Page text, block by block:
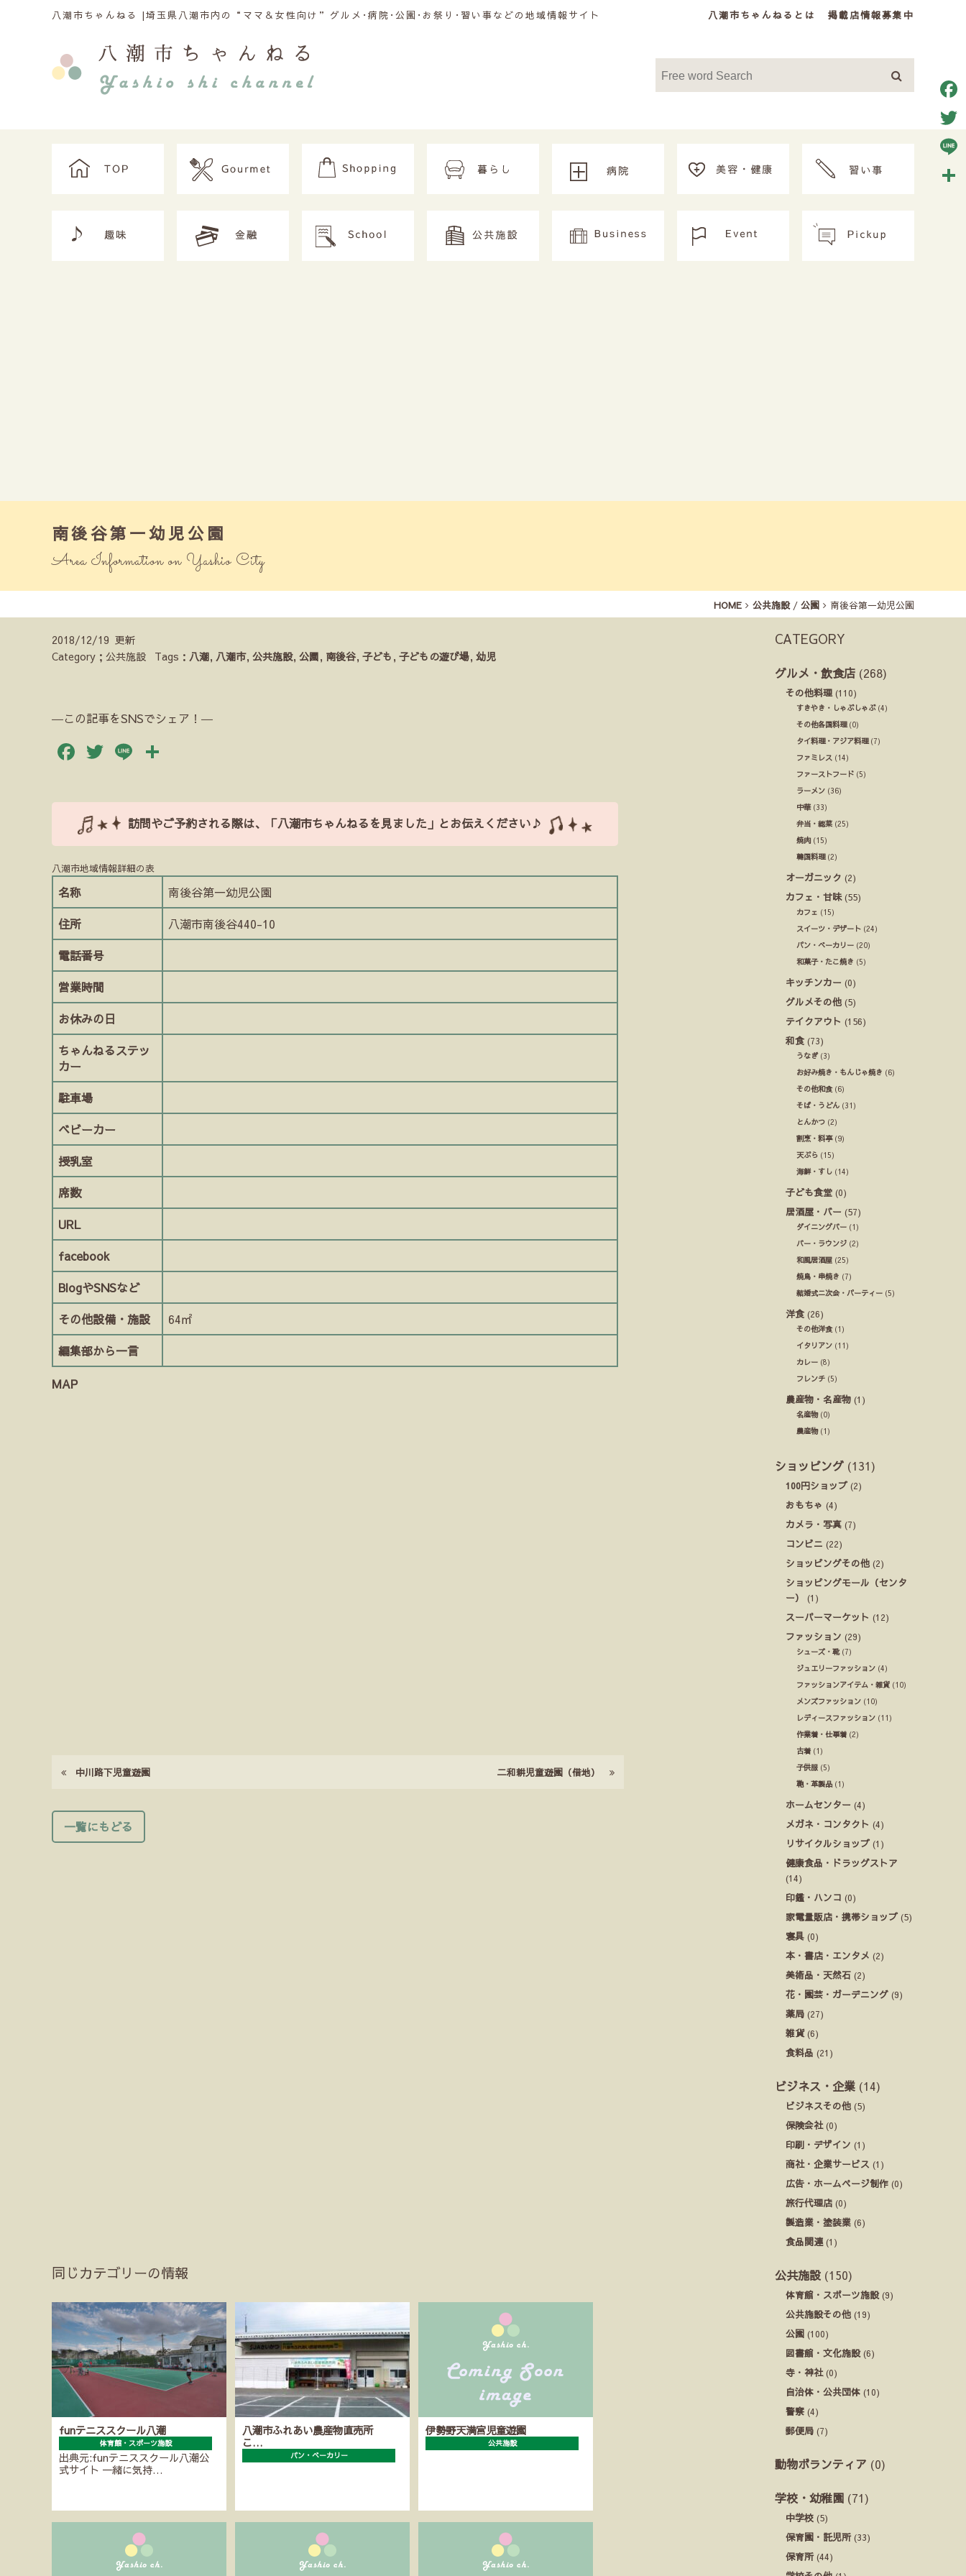
八潮市ちゃんねるとは 掲載店情報募集中
八潮市ちゃんねる |埼玉県八潮市内の“ママ＆女性向け”グルメ･病院･公園･お祭り･習い事などの地域情報サイト
南後谷第一幼児公園
Area Information on Yashio City
HOME 公共施設/ 公園 南後谷第一幼児公園
2018/12/19 更新
Category；公共施設 Tags： 八潮, 八潮市, 公共施設, 公園, 南後谷, 子ども , 子どもの遊び場, 幼児
―この記事をSNSでシェア！―
Facebook
Twitter
Line
訪問やご予約される際は、「八潮市ちゃんねるを見ました」とお伝えください♪
八潮市地域情報詳細の表
名称
南後谷第一幼児公園
住所
八潮市南後谷440-10
電話番号
営業時間
お休みの日
ちゃんねるステッ
カー
駐車場
ベビーカー
授乳室
席数
URL
facebook
BlogやSNSなど
その他設備・施設
64㎡
編集部から一言
MAP
中川路下児童遊園 二和耕児童遊園（借地）
一覧にもどる
同じカテゴリーの情報
funテニススクール八潮
体育館・スポーツ施設
出典元:funテニススクール八潮公
式サイト 一緒に気持…
八潮市ふれあい農産物直売所
こ…
パン・ベーカリー
伊勢野天満宮児童遊園
公共施設
CATEGORY
グルメ・飲食店 (268)
その他料理 (110)
すきやき・しゃぶしゃぶ(4)
その他各国料理(0)
タイ料理・アジア料理(7)
ファミレス (14)
ファーストフード (5)
ラーメン (36)
中華(33)
弁当・総菜 (25)
焼肉 (15)
韓国料理(2)
オーガニック (2)
カフェ・甘味(55)
カフェ (15)
スイーツ・デザート (24)
パン・ベーカリー (20)
和菓子・たこ焼き (5)
キッチンカー (0)
グルメその他 (5)
テイクアウト (156)
和食 (73)
うなぎ(3)
お好み焼き・もんじゃ焼き (6)
その他和食(6)
そば・うどん (31)
とんかつ (2)
割烹・料亭(9)
天ぷら (15)
海鮮・すし (14)
子ども食堂 (0)
居酒屋・バー (57)
ダイニングバー (1)
バー・ラウンジ (2)
和風居酒屋 (25)
焼鳥・串焼き (7)
結婚式ニ次会・パーティー (5)
洋食 (26)
その他洋食(1)
イタリアン (11)
カレー (8)
フレンチ (5)
農産物・名産物 (1)
名産物(0)
農産物(1)
ショッピング (131)
100円ショップ (2)
おもちゃ (4)
カメラ・写真 (7)
コンビニ (22)
ショッピングその他 (2)
ショッピングモール（センタ
ー）
(1)
スーパーマーケット (12)
ファッション (29)
シューズ・靴(7)
ジュエリーファッション (4)
ファッションアイテム・雑貨 (10)
メンズファッション (10)
レディースファッション (11)
作業着・仕事着 (2)
古着 (1)
子供服 (5)
鞄・革製品 (1)
ホームセンター (4)
メガネ・コンタクト (4)
リサイクルショップ (1)
健康食品・ドラッグストア
(14)
印鑑・ハンコ (0)
家電量販店・携帯ショップ (5)
寝具 (0)
本・書店・エンタメ (2)
美術品・天然石 (2)
花・園芸・ガーデニング (9)
薬局 (27)
雑貨(6)
食料品 (21)
ビジネス・企業 (14)
ビジネスその他 (5)
保険会社(0)
印刷・デザイン (1)
商社・企業サービス (1)
広告・ホームページ制作 (0)
旅行代理店 (0)
製造業・塗装業 (6)
食品関連 (1)
公共施設 (150)
体育館・スポーツ施設(9)
公共施設その他 (19)
公園 (100)
図書館・文化施設(6)
寺・神社(0)
自治体・公共団体 (10)
警察 (4)
郵便局 (7)
動物ボランティア (0)
学校・幼稚園 (71)
中学校 (5)
保育園・託児所(33)
保育所(44)
Line